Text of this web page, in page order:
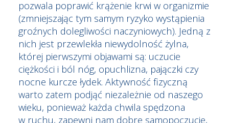
pozwala poprawić krążenie krwi w organizmie
(zmniejszając tym samym ryzyko wystąpienia
groźnych dolegliwości naczyniowych). Jedną z
nich jest przewlekła niewydolność żylna,
której pierwszymi objawami są: uczucie
ciężkości i ból nóg, opuchlizna, pajączki czy
nocne kurcze łydek. Aktywność fizyczną
warto zatem podjąć niezależnie od naszego
wieku, ponieważ każda chwila spędzona
w ruchu, zapewni nam dobre samopoczucie,